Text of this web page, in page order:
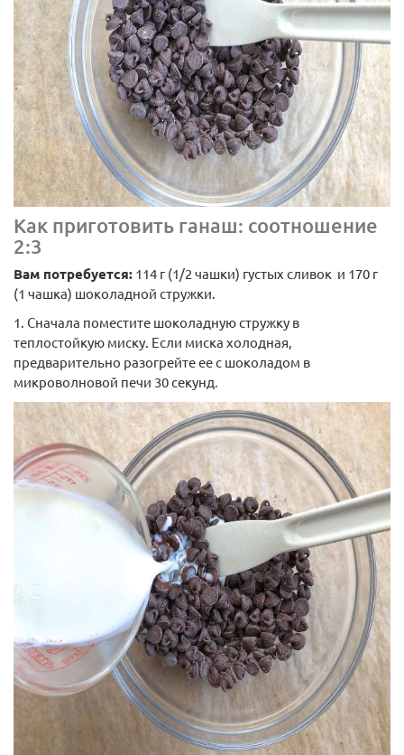
Как приготовить ганаш: соотношение
2:3
Вам потребуется: 114 г (1/2 чашки) густых сливок и 170 г
(1 чашка) шоколадной стружки.
1. Сначала поместите шоколадную стружку в
теплостойкую миску. Если миска холодная,
предварительно разогрейте ее с шоколадом в
микроволновой печи 30 секунд.